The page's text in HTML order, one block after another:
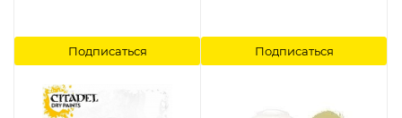
Подписаться Подписаться